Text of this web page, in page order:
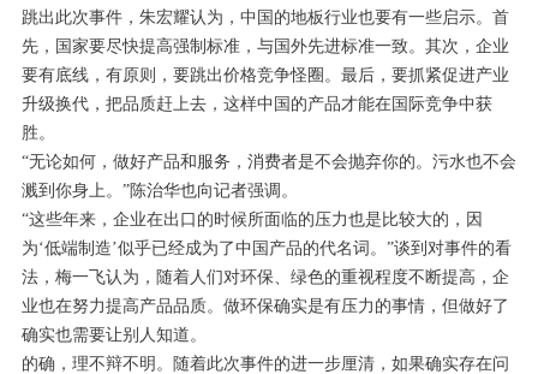
跳出此次事件，朱宏耀认为，中国的地板行业也要有一些启示。首
先，国家要尽快提高强制标准，与国外先进标准一致。其次，企业
要有底线，有原则，要跳出价格竞争怪圈。最后，要抓紧促进产业
升级换代，把品质赶上去，这样中国的产品才能在国际竞争中获
胜。
“无论如何，做好产品和服务，消费者是不会抛弃你的。污水也不会
溅到你身上。”陈治华也向记者强调。
“这些年来，企业在出口的时候所面临的压力也是比较大的，因
为‘低端制造’似乎已经成为了中国产品的代名词。”谈到对事件的看
法，梅一飞认为，随着人们对环保、绿色的重视程度不断提高，企
业也在努力提高产品品质。做环保确实是有压力的事情，但做好了
确实也需要让别人知道。
的确，理不辩不明。随着此次事件的进一步厘清，如果确实存在问